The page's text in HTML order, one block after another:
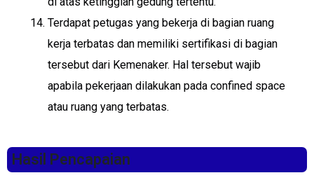
Terdapat petugas yang bekerja di bagian ruang
kerja terbatas dan memiliki sertifikasi di bagian
tersebut dari Kemenaker. Hal tersebut wajib
apabila pekerjaan dilakukan pada confined space
atau ruang yang terbatas.
Hasil Pencapaian